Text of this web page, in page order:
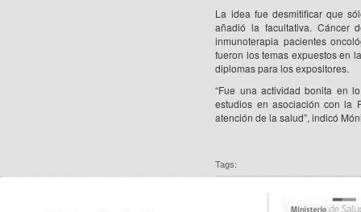
La idea fue desmitificar que
añadió la facultativa. Cáncer
inmunoterapia pacientes
fueron los temas expuestos en
diplomas para los expositores.
“Fue una actividad bonita en
estudios en asociación con la
atención de la salud”, indicó
Tags: